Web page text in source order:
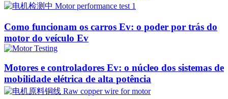
Como funcionam os carros Ev: o poder por trás do
motor do veículo Ev
Motores e controladores Ev: o núcleo dos sistemas de
mobilidade elétrica de alta potência